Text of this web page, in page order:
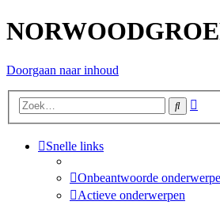
Doorgaan naar inhoud
Zoek
Snelle links
Onbeantwoorde
Actieve onderwerpen